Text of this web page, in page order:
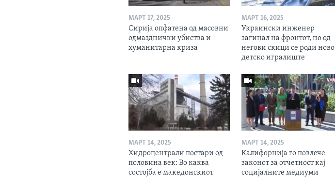
МАРТ 17, 2025
Сирија опфатена од масовни
одмазднички убиства и
хуманитарна криза
МАРТ 16, 2025
Украински инженер
загинал на фронтот, но од
негови скици се роди ново
детско игралиште
МАРТ 14, 2025
Хидроцентрали постари од
половина век: Во каква
состојба е македонскиот
МАРТ 14, 2025
Калифорнија го повлече
законот за отчетност кај
социјалните медиуми